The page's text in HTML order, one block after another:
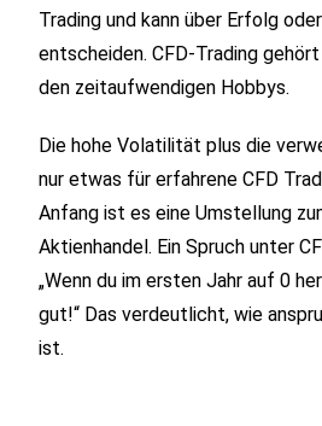
Trading und kann über Erfolg
entscheiden. CFD-Trading
den zeitaufwendigen Hobbys.
Die hohe Volatilität plus die
nur etwas für erfahrene CFD
Anfang ist es eine Umstellung
Aktienhandel. Ein Spruch unter
„Wenn du im ersten Jahr auf 0
gut!“ Das verdeutlicht, wie
ist.